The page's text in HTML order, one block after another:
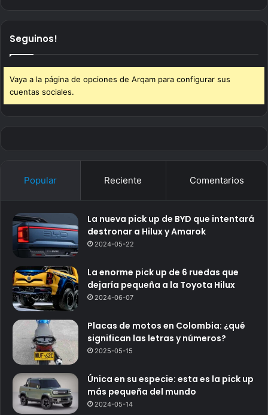
Seguinos!
Vaya a la página de opciones de Arqam para configurar sus
cuentas sociales.
Popular Reciente Comentarios
La nueva pick up de BYD que intentará
destronar a Hilux y Amarok
2024-05-22
La enorme pick up de 6 ruedas que
dejaría pequeña a la Toyota Hilux
2024-06-07
Placas de motos en Colombia: ¿qué
significan las letras y números?
2025-05-15
Única en su especie: esta es la pick up
más pequeña del mundo
2024-05-14